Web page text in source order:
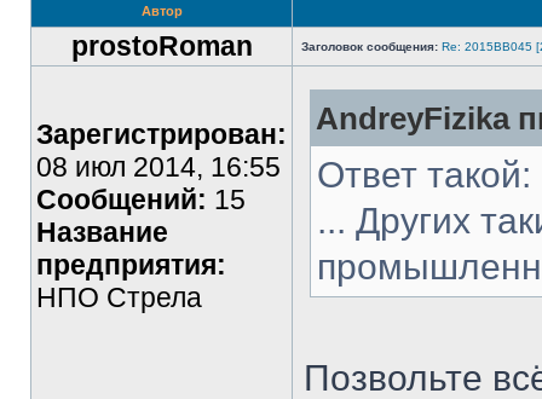
Автор
prostoRoman Заголовок сообщения: Re: 2015ВВ045
Зарегистрирован:
08 июл 2014, 16:55
Сообщений: 15
Название
предприятия:
НПО Стрела
AndreyFizika
Ответ
... Других
Позвольте